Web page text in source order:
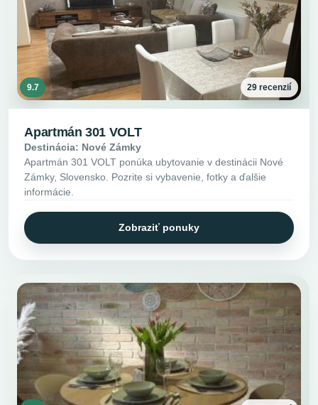
9.7 29 recenzií
Apartmán 301 VOLT
Destinácia: Nové Zámky
Apartmán 301 VOLT ponúka ubytovanie v destinácii Nové
Zámky, Slovensko. Pozrite si vybavenie, fotky a ďalšie
informácie.
Zobraziť ponuky